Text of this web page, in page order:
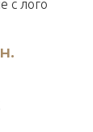
с лого